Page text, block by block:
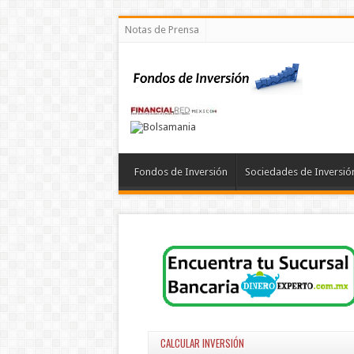
Notas de Prensa
Fondos de Inversión Sociedades de